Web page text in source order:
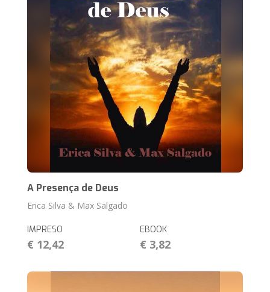
A Presença de Deus
Erica Silva & Max Salgado
IMPRESO
€ 12,42
EBOOK
€ 3,82